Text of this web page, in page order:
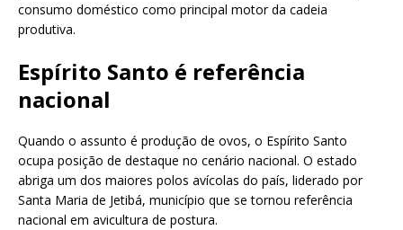
consumo doméstico como principal motor da cadeia
produtiva.
Espírito Santo é referência
nacional
Quando o assunto é produção de ovos, o Espírito Santo
ocupa posição de destaque no cenário nacional. O estado
abriga um dos maiores polos avícolas do país, liderado por
Santa Maria de Jetibá, município que se tornou referência
nacional em avicultura de postura.